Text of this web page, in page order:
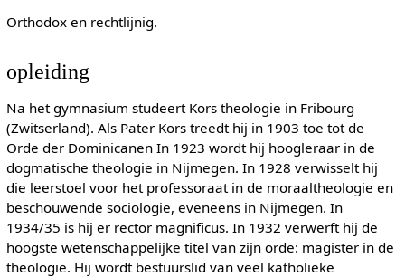
Orthodox en rechtlijnig.
opleiding
Na het gymnasium studeert Kors theologie in Fribourg
(Zwitserland). Als Pater Kors treedt hij in 1903 toe tot de
Orde der Dominicanen In 1923 wordt hij hoogleraar in de
dogmatische theologie in Nijmegen. In 1928 verwisselt hij
die leerstoel voor het professoraat in de moraaltheologie en
beschouwende sociologie, eveneens in Nijmegen. In
1934/35 is hij er rector magnificus. In 1932 verwerft hij de
hoogste wetenschappelijke titel van zijn orde: magister in de
theologie. Hij wordt bestuurslid van veel katholieke